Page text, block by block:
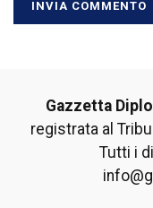
Gazzetta
registrata al
Tutti i